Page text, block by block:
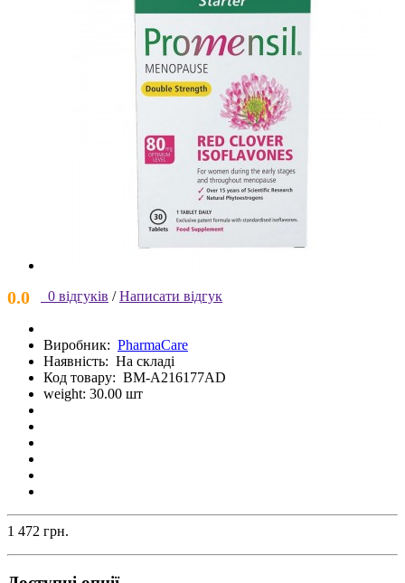
0.0 0 відгуків / Написати відгук
Виробник: PharmaCare
Наявність: На складі
Код товару: BM-A216177AD
weight: 30.00 шт
1 472 грн.